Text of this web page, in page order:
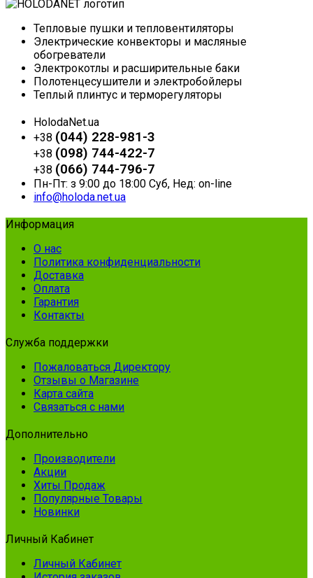
Тепловые пушки и тепловентиляторы
Электрические конвекторы и масляные
обогреватели
Электрокотлы и расширительные баки
Полотенцесушители и электробойлеры
Теплый плинтус и терморегуляторы
HolodaNet.ua
+38 (044) 228-981-3
+38 (098) 744-422-7
+38 (066) 744-796-7
Пн-Пт: з 9:00 до 18:00 Суб, Нед: on-line
info@holoda.net.ua
Информация
О нас
Политика конфиденциальности
Доставка
Оплата
Гарантия
Контакты
Служба поддержки
Пожаловаться Директору
Отзывы о Магазине
Карта сайта
Связаться с нами
Дополнительно
Производители
Акции
Хиты Продаж
Популярные Товары
Новинки
Личный Кабинет
Личный Кабинет